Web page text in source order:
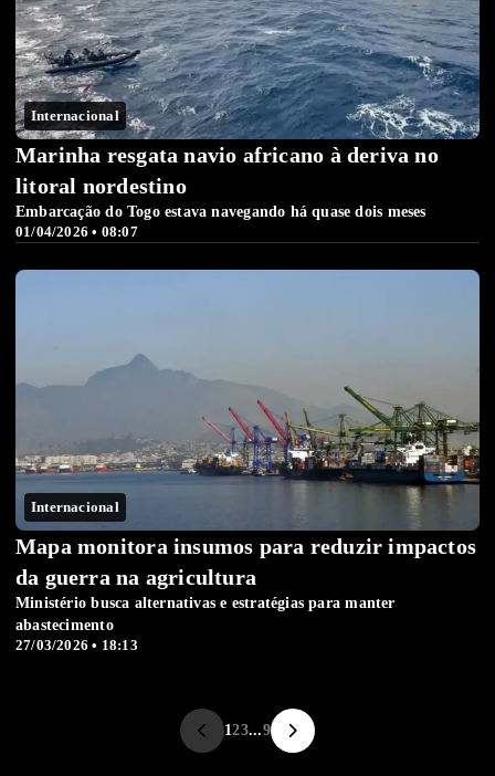
Internacional
01/04/2026 • 08:07
Marinha resgata navio africano à deriva no
litoral nordestino
Embarcação do Togo estava navegando há quase dois meses
Internacional
27/03/2026 • 18:13
Mapa monitora insumos para reduzir impactos
da guerra na agricultura
Ministério busca alternativas e estratégias para manter
abastecimento
123...9